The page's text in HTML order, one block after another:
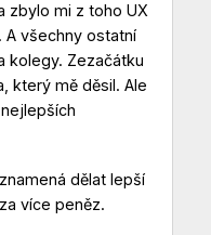
zbylo mi z toho UX
všechny ostatní
kolegy. Zezačátku
který mě děsil. Ale
dělat lepší
více peněz.